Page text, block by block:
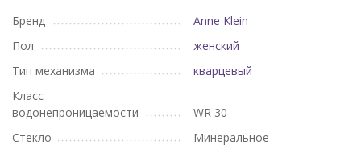
Бренд
Anne Klein
Пол
женский
Тип механизма
кварцевый
Класс
водонепроницаемости
WR 30
Стекло
Минеральное